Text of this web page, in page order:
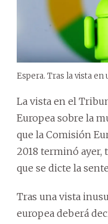
Espera. Tras la vista en
La vista en el
Europea sobre la
que la Comisión
2018 terminó ayer,
que se dicte la
Tras una vista
europea deberá